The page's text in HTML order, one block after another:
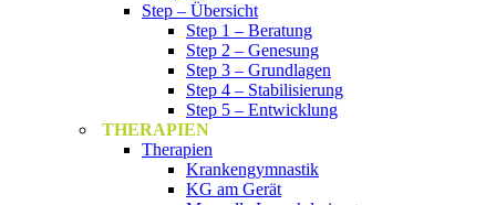
Step – Übersicht
Step 1 – Beratung
Step 2 – Genesung
Step 3 – Grundlagen
Step 4 – Stabilisierung
Step 5 – Entwicklung
THERAPIEN
Therapien
Krankengymnastik
KG am Gerät